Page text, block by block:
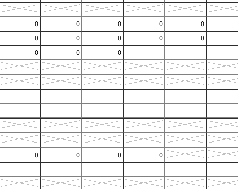
0 0 0 0
0
0 0 0 0
0
0 0 0 -
-
- - - -
-
- - - -
-
0 0 0
0
- - - -
-